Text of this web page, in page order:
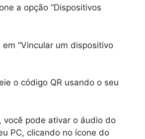
a opção “Dispositivos
em “Vincular um dispositivo
o código QR usando o seu
você pode ativar o áudio do
PC, clicando no ícone do